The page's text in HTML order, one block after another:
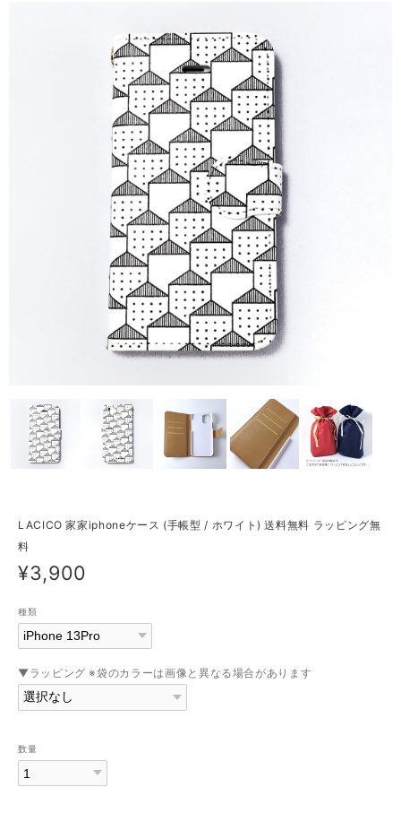
LACICO 家家iphoneケース (手帳型 / ホワイト) 送料無料 ラッピング無
料
¥3,900
種類
▼ラッピング ※袋のカラーは画像と異なる場合があります
数量